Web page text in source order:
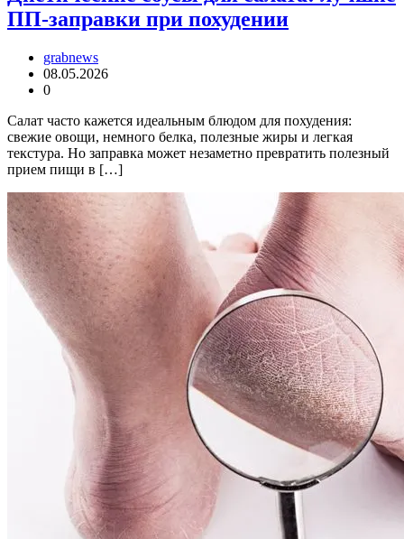
ПП-заправки при похудении
grabnews
08.05.2026
0
Салат часто кажется идеальным блюдом для похудения:
свежие овощи, немного белка, полезные жиры и легкая
текстура. Но заправка может незаметно превратить полезный
прием пищи в […]